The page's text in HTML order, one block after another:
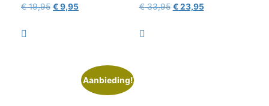
€19,95 Oorspronkelijke
€9,95Huidige

€33,95 Oorspronkelijke
€23,95Huidige

Aanbieding!